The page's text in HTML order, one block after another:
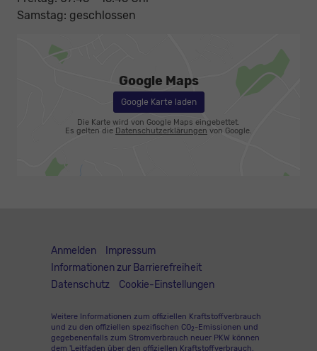
Samstag: geschlossen
Google Maps
Google Karte laden
Die Karte wird von Google Maps eingebettet.
Es gelten die Datenschutzerklärungen von Google.
Anmelden
Impressum
Informationen zur Barrierefreiheit
Datenschutz
Cookie-Einstellungen
Weitere Informationen zum offiziellen Kraftstoffverbrauch
und zu den offiziellen spezifischen CO2 -Emissionen und
gegebenenfalls zum Stromverbrauch neuer PKW können
dem 'Leitfaden über den offiziellen Kraftstoffverbrauch,